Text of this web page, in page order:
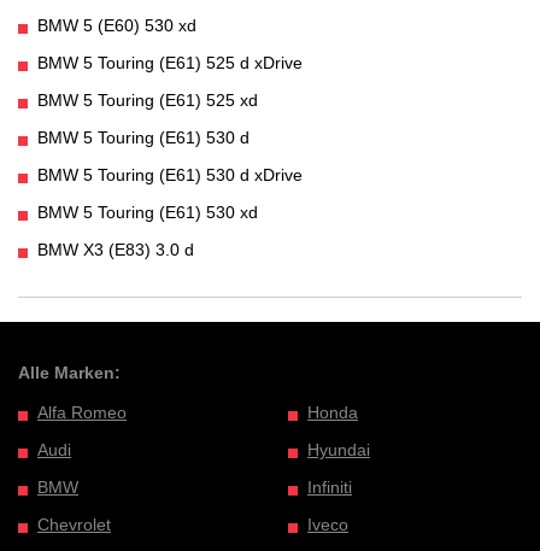
BMW 5 (E60) 530 xd
BMW 5 Touring (E61) 525 d xDrive
BMW 5 Touring (E61) 525 xd
BMW 5 Touring (E61) 530 d
BMW 5 Touring (E61) 530 d xDrive
BMW 5 Touring (E61) 530 xd
BMW X3 (E83) 3.0 d
Alle Marken:
Alfa Romeo
Audi
BMW
Chevrolet
Honda
Hyundai
Infiniti
Iveco